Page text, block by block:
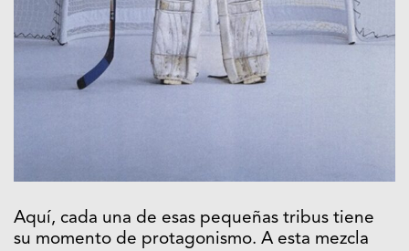
Aquí, cada una de esas pequeñas tribus tiene
su momento de protagonismo. A esta mezcla